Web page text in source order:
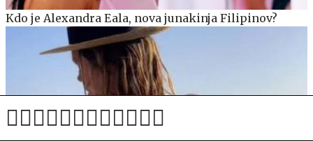
Kdo je Alexandra Eala, nova junakinja Filipinov?